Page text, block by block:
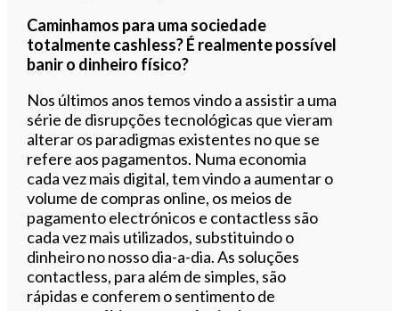
Caminhamos para uma sociedade
totalmente cashless? É realmente possível
banir o dinheiro físico?
Nos últimos anos temos vindo a assistir a uma
série de disrupções tecnológicas que vieram
alterar os paradigmas existentes no que se
refere aos pagamentos. Numa economia
cada vez mais digital, tem vindo a aumentar o
volume de compras online, os meios de
pagamento electrónicos e contactless são
cada vez mais utilizados, substituindo o
dinheiro no nosso dia-a-dia. As soluções
contactless, para além de simples, são
rápidas e conferem o sentimento de